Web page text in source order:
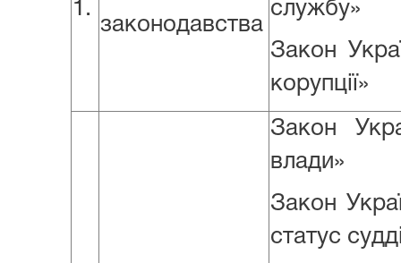
1.
законодавства
службу»
Закон
корупції»
Закон
влади»
Закон
статус